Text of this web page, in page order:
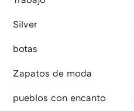
Silver
botas
Zapatos de moda
pueblos con encanto